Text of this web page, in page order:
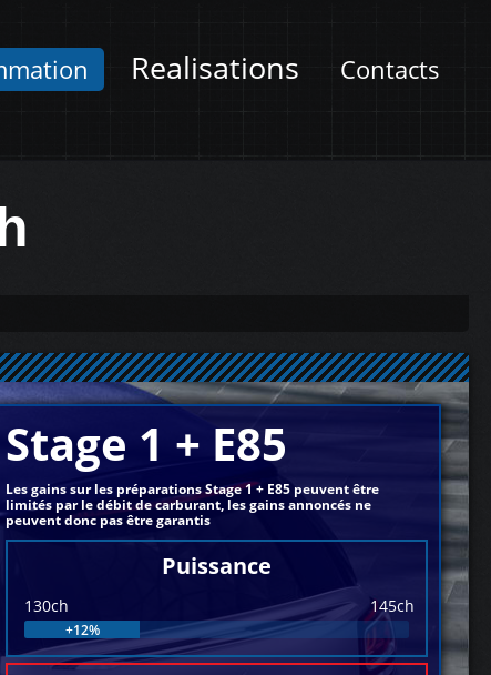
Realisations Contacts
Stage 1 + E85
Les gains sur les préparations Stage 1 + E85 peuvent être
limités par le débit de carburant, les gains annoncés ne
peuvent donc pas être garantis
Puissance
130ch 145ch
+12%